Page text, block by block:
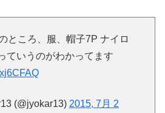
ところ、服、帽子7P ナイロ
ていうのがわかってます
(@jyokar13) 2015, 7月 2